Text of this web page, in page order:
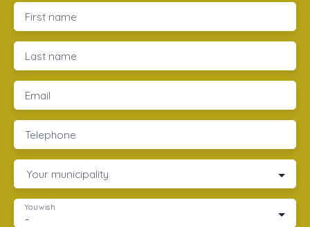
First name
Last name
Email
Telephone
Your municipality
-
You wish